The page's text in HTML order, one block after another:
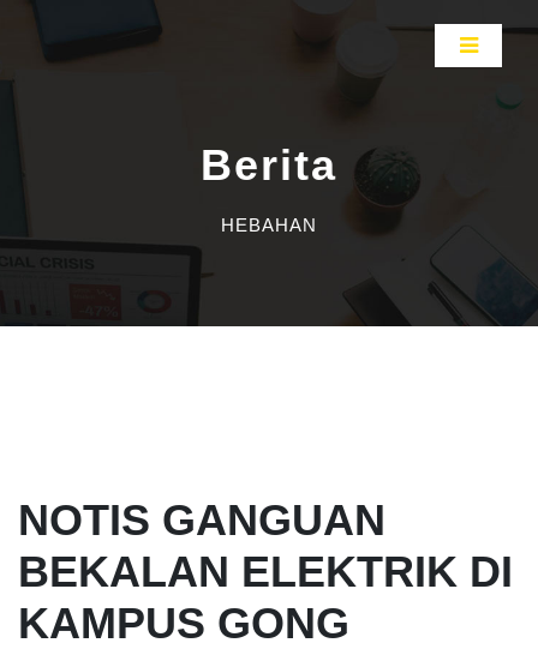
Berita
HEBAHAN
NOTIS GANGUAN
BEKALAN ELEKTRIK DI
KAMPUS GONG